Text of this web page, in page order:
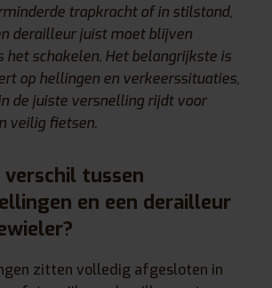
trapkracht of in stilstand,
derailleur juist moet blijven
het schakelen. Het belangrijkste is
op hellingen en verkeerssituaties,
de juiste versnelling rijdt voor
veilig fietsen.
tussen
en een derailleur
zitten volledig afgesloten in